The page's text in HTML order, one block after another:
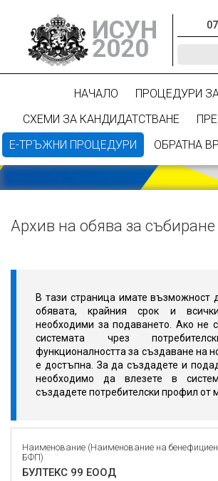
ИСУН
2020
07
НАЧАЛО
ПРОЦЕДУРИ
СХЕМИ ЗА КАНДИДАТСТВАНЕ
Е-ТРЪЖНИ ПРОЦЕДУРИ
ОБРАТНА
Архив на обява за
В тази страница имате възможност
обявата, крайния срок и
необходими за подаването. Ако не
системата чрез
функционалността за създаване на
е достъпна. За да създадете и
необходимо да влезете в
създадете потребителски профил от
Наименование (Наименование на
БФП)
БУЛТЕКС 99 ЕООД